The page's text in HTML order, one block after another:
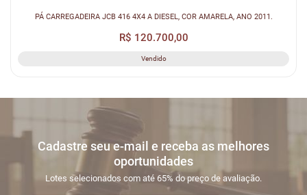
PÁ CARREGADEIRA JCB 416 4X4 A DIESEL, COR AMARELA, ANO 2011.
R$ 120.700,00
Vendido
Cadastre seu e-mail e receba as melhores
oportunidades
Lotes selecionados com até 65% do preço de avaliação.